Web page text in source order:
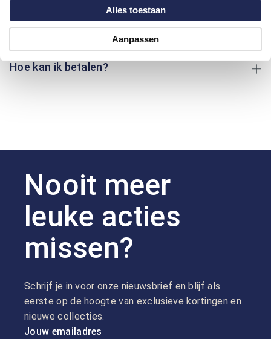
Alles toestaan
Aanpassen
Over Marvelis
Hoe kan ik betalen?
Nooit meer
leuke acties
missen?
Schrijf je in voor onze nieuwsbrief en blijf als
eerste op de hoogte van exclusieve kortingen en
nieuwe collecties.
Jouw emailadres